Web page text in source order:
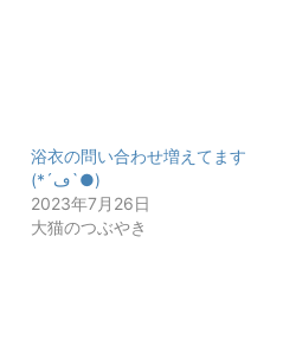
浴衣の問い合わせ増えてます
(*´ڡ`●)
2023年7月26日
大猫のつぶやき